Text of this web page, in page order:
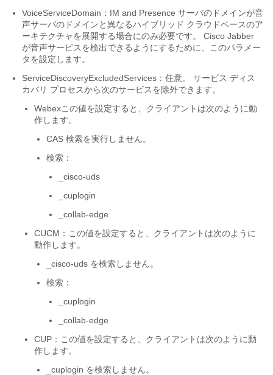
VoiceServiceDomain ：IM and Presence サーバのドメインが音
声サーバのドメインと異なるハイブリッド クラウドベースのア
ーキテクチャを展開する場合にのみ必要です。 Cisco Jabber
が音声サービスを検出できるようにするために、このパラメー
タを設定します。
ServiceDiscoveryExcludedServices ：任意。 サービス ディス
カバリ プロセスから次のサービスを除外できます。
Webexこの値を設定すると、クライアントは次のように動
作します。
CAS 検索を実行しません。
検索：
_cisco-uds
_cuplogin
_collab-edge
CUCM：この値を設定すると、クライアントは次のように
動作します。
_cisco-uds を検索しません。
検索：
_cuplogin
_collab-edge
CUP：この値を設定すると、クライアントは次のように動
作します。
_cuplogin を検索しません。